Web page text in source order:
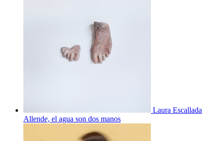
Laura Escallada
Allende, el agua son dos manos